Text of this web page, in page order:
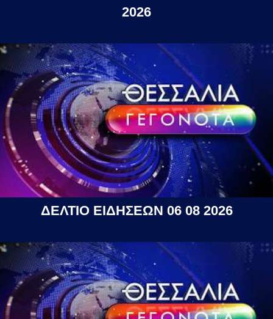
2026
ΔΕΛΤΙΟ ΕΙΔΗΣΕΩΝ 06 08 2026